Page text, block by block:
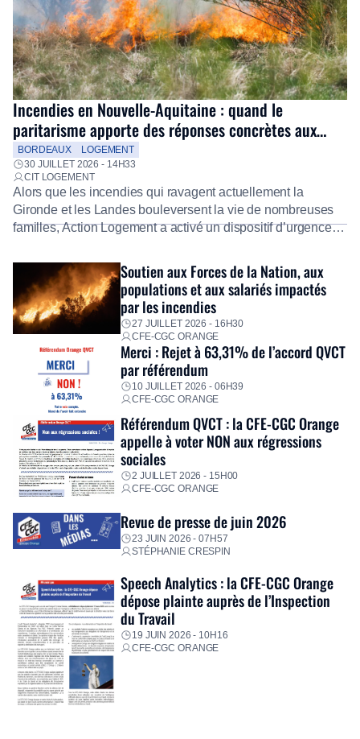
Incendies en Nouvelle-Aquitaine : quand le
paritarisme apporte des réponses concrètes aux
salariés
BORDEAUX
LOGEMENT
30 JUILLET 2026 - 14H33
CIT LOGEMENT
Alors que les incendies qui ravagent actuellement la
Gironde et les Landes bouleversent la vie de nombreuses
familles, Action Logement a activé un dispositif d’urgence
Fidèle à sa mission d’utilité sociale, le Groupe mobilise
immédiatement ses équipes afin de proposer un diagnostic
personnalisé, des aides financières pour faire face aux
premières dépenses, […]
Soutien aux Forces de la Nation, aux
populations et aux salariés impactés
par les incendies
27 JUILLET 2026 - 16H30
CFE-CGC ORANGE
Merci : Rejet à 63,31% de l’accord QVCT
par référendum
10 JUILLET 2026 - 06H39
CFE-CGC ORANGE
Référendum QVCT : la CFE-CGC Orange
appelle à voter NON aux régressions
sociales
2 JUILLET 2026 - 15H00
CFE-CGC ORANGE
Revue de presse de juin 2026
23 JUIN 2026 - 07H57
STÉPHANIE CRESPIN
Speech Analytics : la CFE-CGC Orange
dépose plainte auprès de l’Inspection
du Travail
19 JUIN 2026 - 10H16
CFE-CGC ORANGE